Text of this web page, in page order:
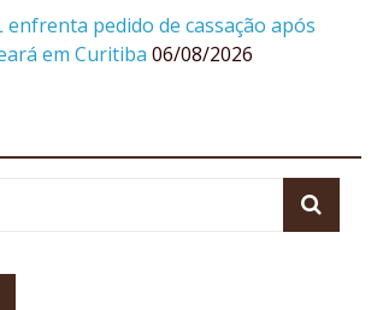
enfrenta pedido de cassação após
em Curitiba 06/08/2026